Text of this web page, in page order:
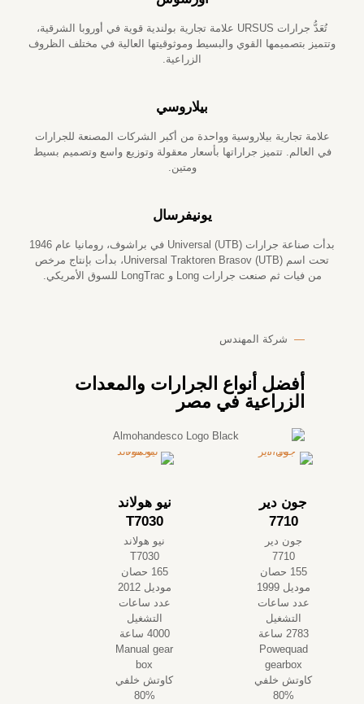
تُعَدُّ جرارات URSUS علامة تجارية بولندية قوية في أوروبا الشرقية،
وتتميز بتصميمها القوي والبسيط وموثوقيتها العالية في مختلف الظروف
الزراعية.
بيلاروسي
علامة تجارية بيلاروسية وواحدة من أكبر الشركات المصنعة للجرارات
في العالم. تتميز جراراتها بأسعار معقولة وتوزيع واسع وتصميم بسيط
ومتين.
يونيفرسال
بدأت صناعة جرارات Universal (UTB) في براشوف، رومانيا عام 1946
تحت اسم Universal Traktoren Brasov (UTB)، بدأت بإنتاج مرخص
من فيات ثم صنعت جرارات Long و LongTrac للسوق الأمريكي.
— شركة المهندس
أفضل أنواع الجرارات والمعدات
الزراعية في مصر
جون دير
7710
جون دير
7710
155 حصان
موديل 1999
عدد ساعات
التشغيل
2783 ساعة
Powequad
gearbox
كاوتش خلفي
%80
نيو هولاند
T7030
نيو هولاند
T7030
165 حصان
موديل 2012
عدد ساعات
التشغيل
4000 ساعة
Manual gear
box
كاوتش خلفي
%80